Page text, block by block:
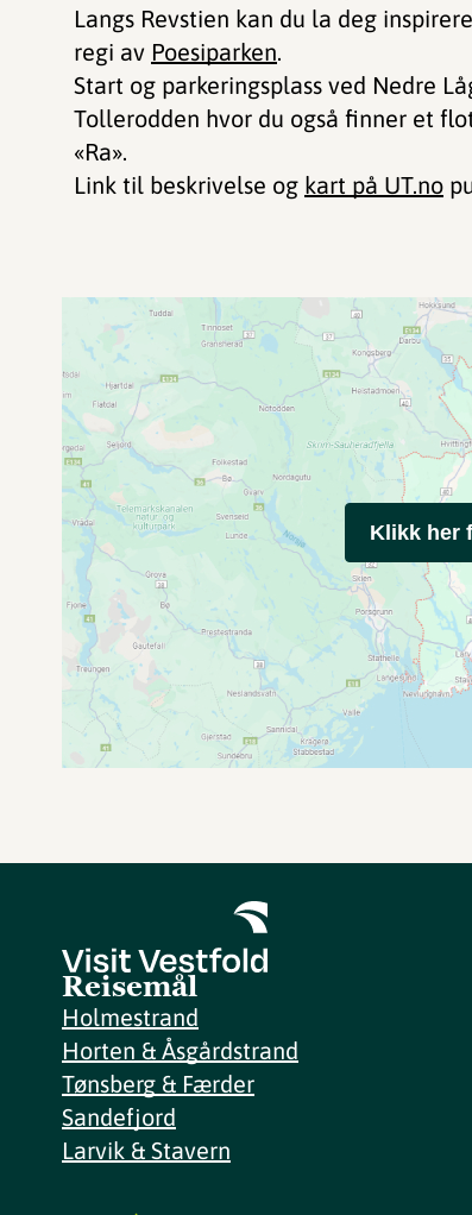
Langs Revstien kan du la deg
regi av Poesiparken.
Start og parkeringsplass ved Nedre
Tollerodden hvor du også finner et
«Ra».
Link til beskrivelse og kart på UT.no
Klikk her
Reisemål
Holmestrand
Horten & Åsgårdstrand
Tønsberg & Færder
Sandefjord
Larvik & Stavern